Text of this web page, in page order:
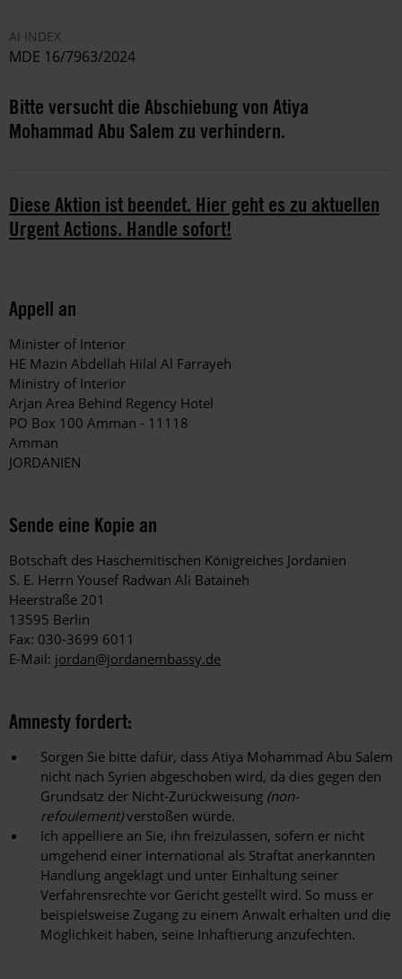
AI INDEX
MDE 16/7963/2024
Bitte versucht die Abschiebung von Atiya
Mohammad Abu Salem zu verhindern.
Diese Aktion ist beendet. Hier geht es zu aktuellen
Urgent Actions. Handle sofort!
Appell an
Minister of Interior
HE Mazin Abdellah Hilal Al Farrayeh
Ministry of Interior
Arjan Area Behind Regency Hotel
PO Box 100 Amman - 11118
Amman
JORDANIEN
Sende eine Kopie an
Botschaft des Haschemitischen Königreiches Jordanien
S. E. Herrn Yousef Radwan Ali Bataineh
Heerstraße 201
13595 Berlin
Fax: 030-3699 6011
E-Mail: jordan@jordanembassy.de
Amnesty fordert:
Sorgen Sie bitte dafür, dass Atiya Mohammad Abu Salem
nicht nach Syrien abgeschoben wird, da dies gegen den
Grundsatz der Nicht-Zurückweisung (non-
refoulement)verstoßen würde.
Ich appelliere an Sie, ihn freizulassen, sofern er nicht
umgehend einer international als Straftat anerkannten
Handlung angeklagt und unter Einhaltung seiner
Verfahrensrechte vor Gericht gestellt wird. So muss er
beispielsweise Zugang zu einem Anwalt erhalten und die
Möglichkeit haben, seine Inhaftierung anzufechten.